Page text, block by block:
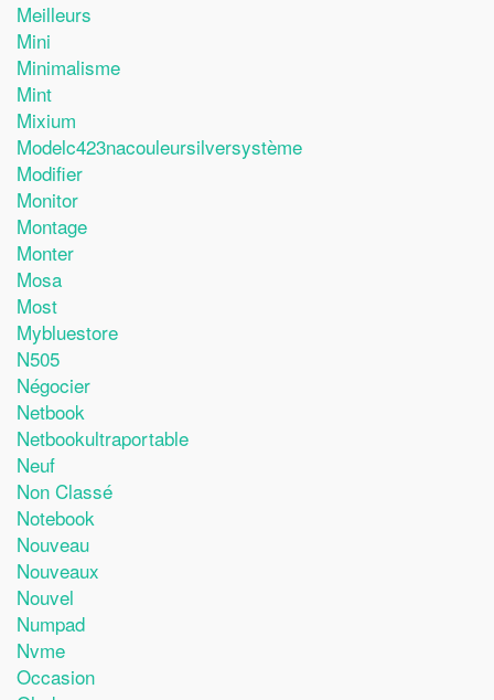
Meilleurs
Mini
Minimalisme
Mint
Mixium
Modelc423nacouleursilversystème
Modifier
Monitor
Montage
Monter
Mosa
Most
Mybluestore
N505
Négocier
Netbook
Netbookultraportable
Neuf
Non Classé
Notebook
Nouveau
Nouveaux
Nouvel
Numpad
Nvme
Occasion